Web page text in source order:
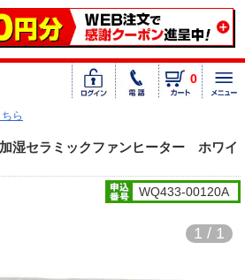
0
ら
湿セラミックファンヒーター ホワイ
WQ433-00120A
1 / 1